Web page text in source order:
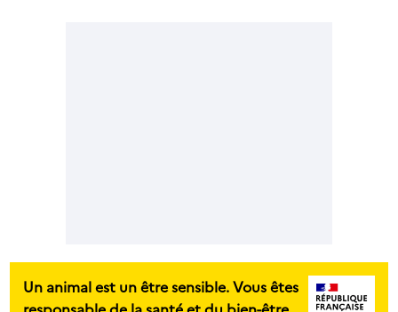
Un animal est un être sensible. Vous êtes